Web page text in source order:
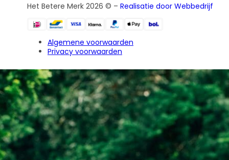
Het Betere Merk 2026 © – Realisatie door Webbedrijf
Algemene voorwaarden
Privacy voorwaarden